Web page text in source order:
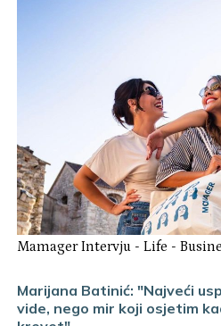
Mamager Intervju -Life -
Marijana Batinić: "Najveći
vide, nego mir koji osjetim